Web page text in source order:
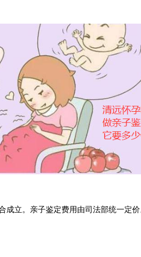
成立。亲子鉴定费用由司法部统一定